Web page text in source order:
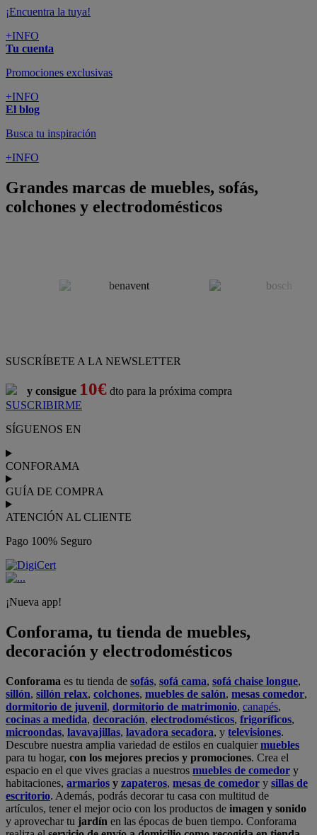
¡Encuentra la tuya!
+INFO
Tu cuenta
Promociones exclusivas
+INFO
El blog
Busca tu inspiración
+INFO
Grandes marcas de muebles, sofás,
colchones y electrodomésticos
SUSCRÍBETE A LA NEWSLETTER
y consigue 10€ dto para la próxima compra
SUSCRIBIRME
SÍGUENOS EN
CONFORAMA
GUÍA DE COMPRA
ATENCIÓN AL CLIENTE
Pago 100% Seguro
¡Nueva app!
Conforama, tu tienda de muebles,
decoración y electrodomésticos
Conforama es tu tienda de sofás, sofá cama, sofá chaise longue,
sillón, sillón relax, colchones, muebles de salón, mesas comedor,
dormitorio de juvenil, dormitorio de matrimonio, canapés,
cocinas a medida, decoración, electrodomésticos, frigoríficos,
microondas, lavavajillas, lavadora secadora, y televisiones.
Descubre nuestra amplia variedad de estilos en cualquiermuebles
para tu hogar, con los mejores precios y promociones. Crea el
espacio en el que vives gracias a nuestros muebles de comedor y
habitaciones, armarios y zapateros, mesas de comedor y sillas de
escritorio. Además, podrás decorar tu casa con multitud de
artículos, tener el mejor ocio con los productos de imagen y sonido
y aprovechar tu jardín en las épocas de buen tiempo. Conforama